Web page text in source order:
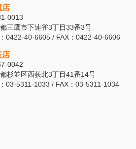
店
0013
三鷹市下連雀3丁目33番3号
0422-40-6605 / FAX：0422-40-6606
店
0042
杉並区西荻北3丁目41番14号
03-5311-1033 / FAX：03-5311-1034